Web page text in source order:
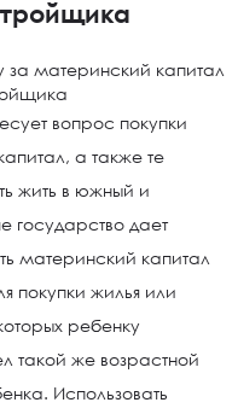
вопрос покупки
а также те
жить в южный и
дает
материнский капитал
покупки жилья или
ребенку
такой же возрастной
Использовать